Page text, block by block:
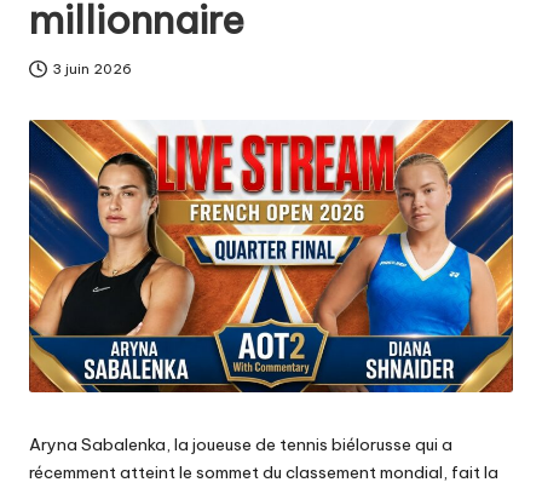
millionnaire
3 juin 2026
Aryna Sabalenka, la joueuse de tennis biélorusse qui a
récemment atteint le sommet du classement mondial, fait la